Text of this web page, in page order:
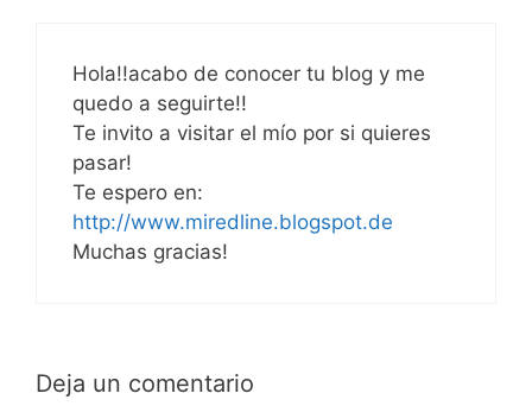
Hola!!acabo de conocer tu blog y me
quedo a seguirte!!
Te invito a visitar el mío por si quieres
pasar!
Te espero en:
http://www.miredline.blogspot.de
Muchas gracias!
Deja un comentario